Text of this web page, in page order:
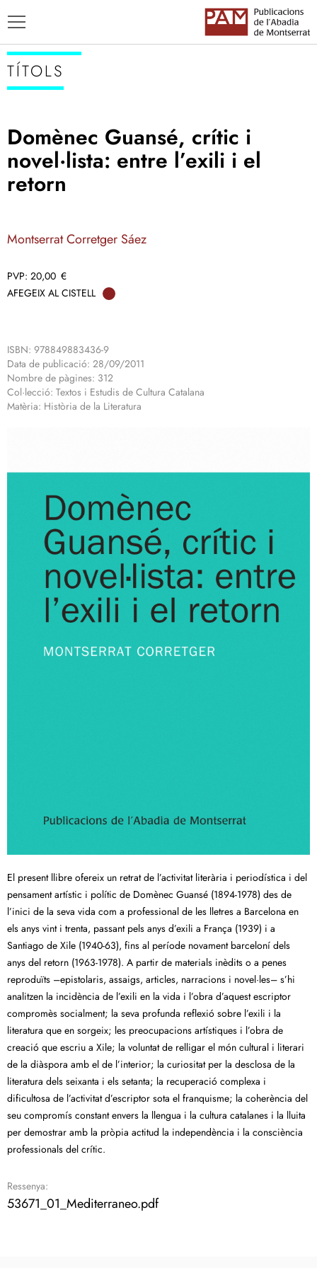
AUTORS
ENSENYAMENT CATALÀ
TÍTOLS
Domènec Guansé, crític i
novel·lista: entre l’exili i el
retorn
Montserrat Corretger Sáez
20,00 €
AFEGEIX AL CISTELL
ISBN: 978849883436-9
Data de publicació: 28/09/2011
Nombre de pàgines: 312
Col·lecció: Textos i Estudis de Cultura Catalana
Matèria: Història de la Literatura
El present llibre ofereix un retrat de l’activitat literària i periodística i del
pensament artístic i polític de Domènec Guansé (1894-1978) des de
l’inici de la seva vida com a professional de les lletres a Barcelona en
els anys vint i trenta, passant pels anys d’exili a França (1939) i a
Santiago de Xile (1940-63), fins al període novament barceloní dels
anys del retorn (1963-1978). A partir de materials inèdits o a penes
reproduïts –epistolaris, assaigs, articles, narracions i novel·les– s’hi
analitzen la incidència de l’exili en la vida i l’obra d’aquest escriptor
compromès socialment; la seva profunda reflexió sobre l’exili i la
literatura que en sorgeix; les preocupacions artístiques i l’obra de
creació que escriu a Xile; la voluntat de relligar el món cultural i literari
de la diàspora amb el de l’interior; la curiositat per la desclosa de la
literatura dels seixanta i els setanta; la recuperació complexa i
dificultosa de l’activitat d’escriptor sota el franquisme; la coherència del
seu compromís constant envers la llengua i la cultura catalanes i la lluita
per demostrar amb la pròpia actitud la independència i la consciència
professionals del crític.
Ressenya:
53671_01_Mediterraneo.pdf